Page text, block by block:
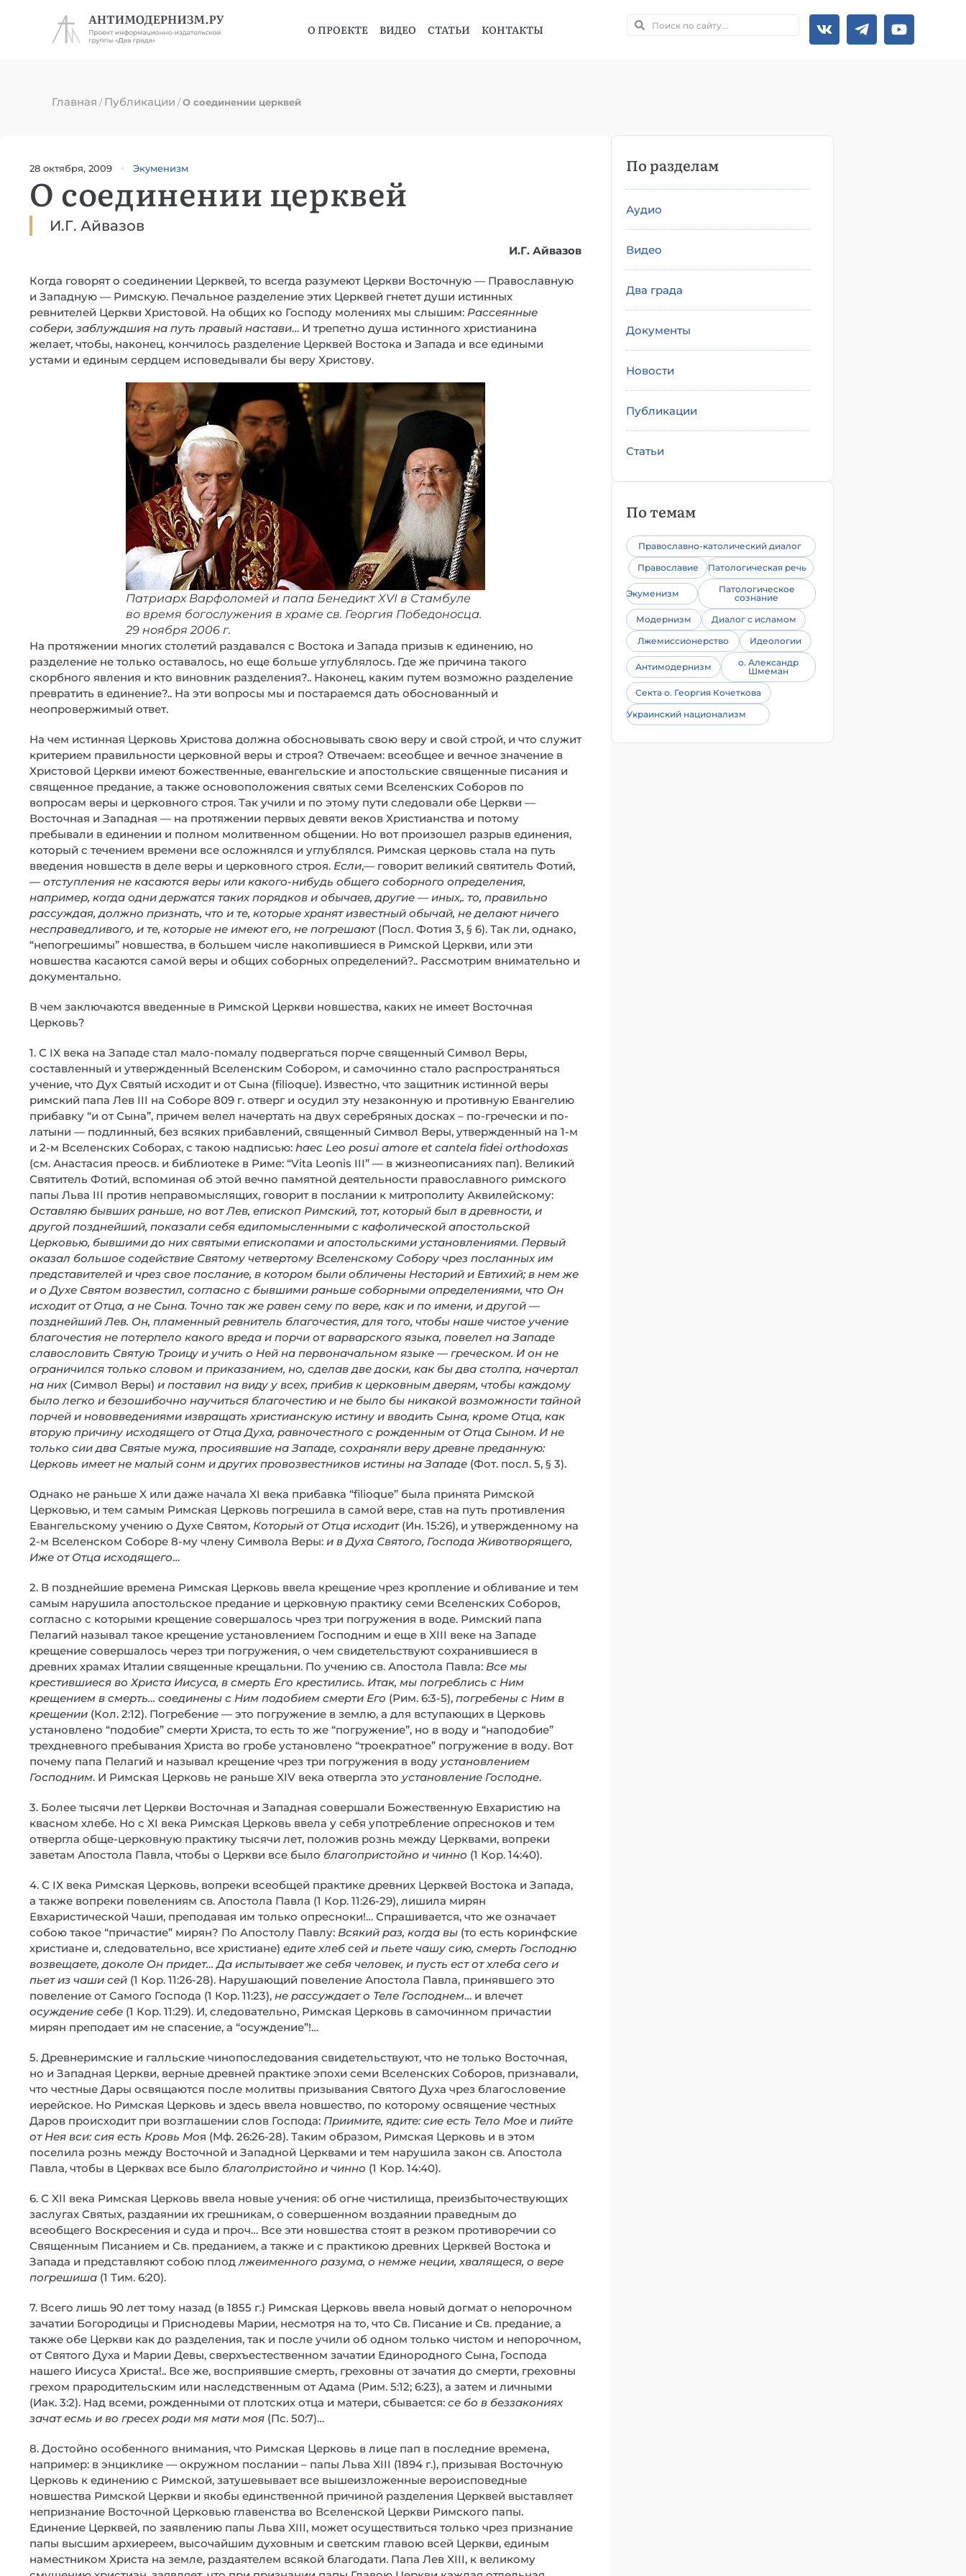
О ПРОЕКТЕ ВИДЕО СТАТЬИ КОНТАКТЫ
Главная /Публикации /О соединении церквей
28 октября, 2009 Экуменизм
О соединении церквей
И.Г. Айвазов
И.Г. Айвазов
Когда говорят о соединении Церквей, то всегда разумеют Церкви Восточную — Православную
и Западную — Римскую. Печальное разделение этих Церквей гнетет души истинных
ревнителей Церкви Христовой. На общих ко Господу молениях мы слышим: Рассеянные
собери, заблуждшия на путь правый настави… И трепетно душа истинного христианина
желает, чтобы, наконец, кончилось разделение Церквей Востока и Запада и все едиными
устами и единым сердцем исповедывали бы веру Христову.
Патриарх Варфоломей и папа Бенедикт XVI в Стамбуле
во время богослужения в храме св. Георгия Победоносца.
29 ноября 2006 г.
На протяжении многих столетий раздавался с Востока и Запада призыв к единению, но
разделение не только оставалось, но еще больше углублялось. Где же причина такого
скорбного явления и кто виновник разделения?.. Наконец, каким путем возможно разделение
превратить в единение?.. На эти вопросы мы и постараемся дать обоснованный и
неопровержимый ответ.
На чем истинная Церковь Христова должна обосновывать свою веру и свой строй, и что служит
критерием правильности церковной веры и строя? Отвечаем: всеобщее и вечное значение в
Христовой Церкви имеют божественные, евангельские и апостольские священные писания и
священное предание, а также основоположения святых семи Вселенских Соборов по
вопросам веры и церковного строя. Так учили и по этому пути следовали обе Церкви —
Восточная и Западная — на протяжении первых девяти веков Христианства и потому
пребывали в единении и полном молитвенном общении. Но вот произошел разрыв единения,
который с течением времени все осложнялся и углублялся. Римская церковь стала на путь
введения новшеств в деле веры и церковного строя. Если,— говорит великий святитель Фотий,
— отступления не касаются веры или какого-нибудь общего соборного определения,
например, когда одни держатся таких порядков и обычаев, другие — иных,. то, правильно
рассуждая, должно признать, что и те, которые хранят известный обычай, не делают ничего
несправедливого, и те, которые не имеют его, не погрешают(Посл. Фотия 3, § 6). Так ли, однако,
“непогрешимы” новшества, в большем числе накопившиеся в Римской Церкви, или эти
новшества касаются самой веры и общих соборных определений?.. Рассмотрим внимательно и
документально.
В чем заключаются введенные в Римской Церкви новшества, каких не имеет Восточная
Церковь?
1. С IX века на Западе стал мало-помалу подвергаться порче священный Символ Веры,
составленный и утвержденный Вселенским Собором, и самочинно стало распространяться
учение, что Дух Святый исходит и от Сына (filioque). Известно, что защитник истинной веры
римский папа Лев III на Соборе 809 г. отверг и осудил эту незаконную и противную Евангелию
прибавку “и от Сына”, причем велел начертать на двух серебряных досках – по-гречески и по-
латыни — подлинный, без всяких прибавлений, священный Символ Веры, утвержденный на 1-м
и 2-м Вселенских Соборах, с такою надписью: haec Leo posui amore et cantela fidei orthodoxas
(см. Анастасия преосв. и библиотеке в Риме: “Vita Leonis III” — в жизнеописаниях пап). Великий
Святитель Фотий, вспоминая об этой вечно памятной деятельности православного римского
папы Льва III против неправомыслящих, говорит в послании к митрополиту Аквилейскому:
Оставляю бывших раньше, но вот Лев, епископ Римский, тот, который был в древности, и
другой позднейший, показали себя едипомысленными с кафолической апостольской
Церковью, бывшими до них святыми епископами и апостольскими установлениями. Первый
оказал большое содействие Святому четвертому Вселенскому Собору чрез посланных им
представителей и чрез свое послание, в котором были обличены Несторий и Евтихий; в нем же
и о Духе Святом возвестил, согласно с бывшими раньше соборными определениями, что Он
исходит от Отца, а не Сына. Точно так же равен сему по вере, как и по имени, и другой —
позднейший Лев. Он, пламенный ревнитель благочестия, для того, чтобы наше чистое учение
благочестия не потерпело какого вреда и порчи от варварского языка, повелел на Западе
славословить Святую Троицу и учить о Ней на первоначальном языке — греческом. И он не
ограничился только словом и приказанием, но, сделав две доски, как бы два столпа, начертал
на них(Символ Веры) и поставил на виду у всех, прибив к церковным дверям, чтобы каждому
было легко и безошибочно научиться благочестию и не было бы никакой возможности тайной
порчей и нововведениями извращать христианскую истину и вводить Сына, кроме Отца, как
вторую причину исходящего от Отца Духа, равночестного с рожденным от Отца Сыном. И не
только сии два Святые мужа, просиявшие на Западе, сохраняли веру древне преданную:
Церковь имеет не малый сонм и других провозвестников истины на Западе (Фот. посл. 5, § 3).
Однако не раньше X или даже начала XI века прибавка “filioque” была принята Римской
Церковью, и тем самым Римская Церковь погрешила в самой вере, став на путь противления
Евангельскому учению о Духе Святом, Который от Отца исходит(Ин. 15:26), и утвержденному на
2-м Вселенском Соборе 8-му члену Символа Веры: и в Духа Святого, Господа Животворящего,
Иже от Отца исходящего…
2. В позднейшие времена Римская Церковь ввела крещение чрез кропление и обливание и тем
самым нарушила апостольское предание и церковную практику семи Вселенских Соборов,
согласно с которыми крещение совершалось чрез три погружения в воде. Римский папа
Пелагий называл такое крещение установлением Господним и еще в XIII веке на Западе
крещение совершалось через три погружения, о чем свидетельствуют сохранившиеся в
древних храмах Италии священные крещальни. По учению св. Апостола Павла: Все мы
крестившиеся во Христа Иисуса, в смерть Его крестились. Итак, мы погреблись с Ним
крещением в смерть… соединены с Ним подобием смерти Его (Рим. 6:3-5), погребены с Ним в
крещении (Кол. 2:12). Погребение — это погружение в землю, а для вступающих в Церковь
установлено “подобие” смерти Христа, то есть то же “погружение”, но в воду и “наподобие”
трехдневного пребывания Христа во гробе установлено “троекратное” погружение в воду. Вот
почему папа Пелагий и называл крещение чрез три погружения в воду установлением
Господним. И Римская Церковь не раньше XIV века отвергла это установление Господне.
3. Более тысячи лет Церкви Восточная и Западная совершали Божественную Евхаристию на
квасном хлебе. Но с XI века Римская Церковь ввела у себя употребление опресноков и тем
отвергла обще-церковную практику тысячи лет, положив рознь между Церквами, вопреки
заветам Апостола Павла, чтобы о Церкви все было благопристойно и чинно (1 Кор. 14:40).
4. С IX века Римская Церковь, вопреки всеобщей практике древних Церквей Востока и Запада,
а также вопреки повелениям св. Апостола Павла (1 Кор. 11:26-29), лишила мирян
Евхаристической Чаши, преподавая им только опресноки!… Спрашивается, что же означает
собою такое “причастие” мирян? По Апостолу Павлу: Всякий раз, когда вы (то есть коринфские
христиане и, следовательно, все христиане) едите хлеб сей и пьете чашу сию, смерть Господню
возвещаете, доколе Он придет… Да испытывает же себя человек, и пусть ест от хлеба сего и
пьет из чаши сей (1 Кор. 11:26-28). Нарушающий повеление Апостола Павла, принявшего это
повеление от Самого Господа (1 Кор. 11:23), не рассуждает о Теле Господнем… и влечет
осуждение себе (1 Кор. 11:29). И, следовательно, Римская Церковь в самочинном причастии
мирян преподает им не спасение, а “осуждение”!…
5. Древнеримские и галльские чинопоследования свидетельствуют, что не только Восточная,
но и Западная Церкви, верные древней практике эпохи семи Вселенских Соборов, признавали,
что честные Дары освящаются после молитвы призывания Святого Духа чрез благословение
иерейское. Но Римская Церковь и здесь ввела новшество, по которому освящение честных
Даров происходит при возглашении слов Господа: Приимите, ядите: сие есть Тело Мое и пийте
от Нея вси: сия есть Кровь Моя (Мф. 26:26-28). Таким образом, Римская Церковь и в этом
поселила рознь между Восточной и Западной Церквами и тем нарушила закон св. Апостола
Павла, чтобы в Церквах все было благопристойно и чинно (1 Кор. 14:40).
6. С XII века Римская Церковь ввела новые учения: об огне чистилища, преизбыточествующих
заслугах Святых, раздаянии их грешникам, о совершенном воздаянии праведным до
всеобщего Воскресения и суда и проч… Все эти новшества стоят в резком противоречии со
Священным Писанием и Св. преданием, а также и с практикою древних Церквей Востока и
Запада и представляют собою плодлжеименного разума, о немже неции, хвалящеся, о вере
погрешиша (1 Тим. 6:20).
7. Всего лишь 90 лет тому назад (в 1855 г.) Римская Церковь ввела новый догмат о непорочном
зачатии Богородицы и Приснодевы Марии, несмотря на то, что Св. Писание и Св. предание, а
также обе Церкви как до разделения, так и после учили об одном только чистом и непорочном,
от Святого Духа и Марии Девы, сверхъестественном зачатии Единородного Сына, Господа
нашего Иисуса Христа!.. Все же, восприявшие смерть, греховны от зачатия до смерти, греховны
грехом прародительским или наследственным от Адама (Рим. 5:12; 6:23), а затем и личными
(Иак. 3:2). Над всеми, рожденными от плотских отца и матери, сбывается: се бо в беззакониях
зачат есмь и во гресех роди мя мати моя (Пс. 50:7)…
8. Достойно особенного внимания, что Римская Церковь в лице пап в последние времена,
например: в энциклике — окружном послании – папы Льва XIII (1894 г.), призывая Восточную
Церковь к единению с Римской, затушевывает все вышеизложенные вероисповедные
новшества Римской Церкви и якобы единственной причиной разделения Церквей выставляет
непризнание Восточной Церковью главенства во Вселенской Церкви Римского папы.
Единение Церквей, по заявлению папы Льва XIII, может осуществиться только чрез признание
папы высшим архиереем, высочайшим духовным и светским главою всей Церкви, единым
наместником Христа на земле, раздаятелем всякой благодати. Папа Лев XIII, к великому
По разделам
Аудио
Видео
Два града
Документы
Новости
Публикации
Статьи
По темам
Православно-католический диалог
Православие
Патологическая речь
Экуменизм
Патологическое
сознание
Модернизм
Диалог с исламом
Лжемиссионерство
Идеологии
Антимодернизм
о. Александр
Шмеман
Секта о. Георгия Кочеткова
Украинский национализм